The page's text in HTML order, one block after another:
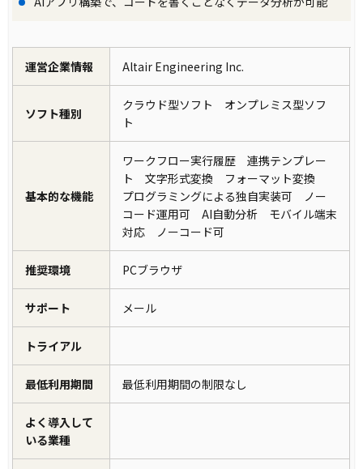
運営企業情報 Altair Engineering Inc.
ソフト種別
クラウド型ソフト オンプレミス型ソフ
ト
基本的な機能
ワークフロー実行履歴 連携テンプレー
ト 文字形式変換 フォーマット変換
プログラミングによる独自実装可 ノー
コード運用可 AI自動分析 モバイル端末
対応 ノーコード可
推奨環境 PCブラウザ
サポート メール
トライアル
最低利用期間 最低利用期間の制限なし
よく導入して
いる業種